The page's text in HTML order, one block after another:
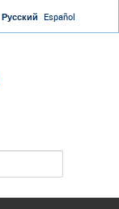
Русский Español